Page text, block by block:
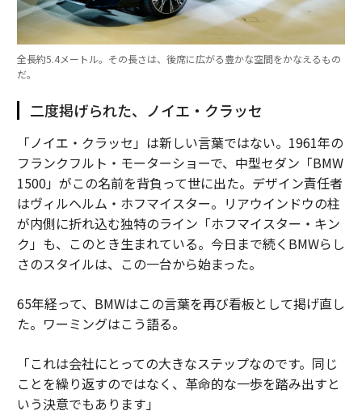
全長約5.4メートル。その長さは、後席に広がる豊かな空間をかなえるもの
だ。
二度掲げられた、ノイエ・クラッセ
「ノイエ・クラッセ」は新しい言葉ではない。1961年の
フランクフルト・モーターショーで、中型セダン「BMW
1500」がこの名前を背負って世に出た。デザイン責任者
はヴィルヘルム・ホフマイスター。リアウインドウの柱
が内側に折れ込む独特のライン「ホフマイスター・キン
ク」も、このとき生まれている。今日まで続くBMWらし
さのスタイルは、この一台から始まった。
65年経って、BMWはこの言葉を再び看板として掲げ直し
た。ワーミングはこう語る。
「これは会社にとっての大きなステップなのです。同じ
ことを繰り返すのではなく、革命的な一歩を踏み出すと
いう決意でもあります」